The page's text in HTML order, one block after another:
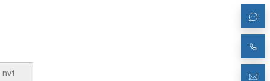
Parts